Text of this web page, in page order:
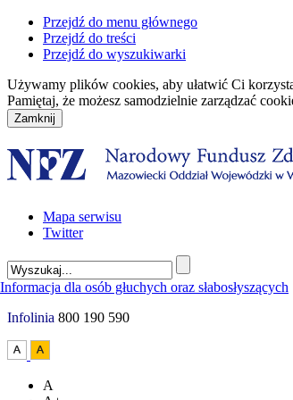
Przejdź do menu głównego
Przejdź do treści
Przejdź do wyszukiwarki
Używamy plików cookies, aby ułatwić Ci
Pamiętaj, że możesz samodzielnie zarządzać
Mapa serwisu
Twitter
Infolinia 800 190 590
A